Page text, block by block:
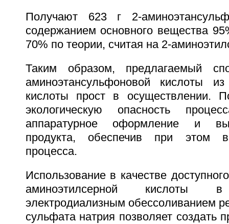
Получают 623 г 2-
содержанием основного вещества
70% по теории, считая на 2-
Таким образом, предлагаемый
аминоэтансульфоновой кислоты из
кислоты прост в осуществлении.
экологическую опасность
аппаратурное оформление и
продукта, обеспечив при этом
процесса.
Использование в качестве
аминоэтилсерной
электродиализным обессоливанием
сульфата натрия позволяет создать